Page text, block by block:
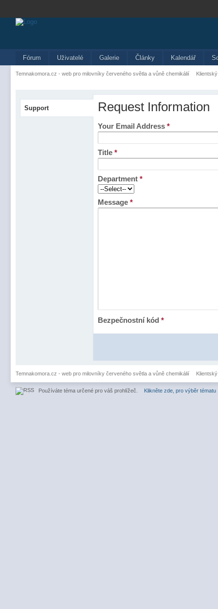
Fórum Uživatelé Galerie Články Kalendář
Temnakomora.cz - web pro milovníky červeného světla a vůně chemikálií
Support Request Information
Your Email Address *
Title *
Department *
Message *
Bezpečnostní kód *
Temnakomora.cz - web pro milovníky červeného světla a vůně chemikálií
Používáte téma určené pro váš prohlížeč. Klikněte zde, pro výběr tématu